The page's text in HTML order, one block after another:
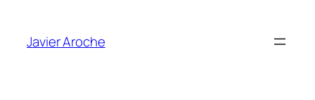
content
Javier Aroche